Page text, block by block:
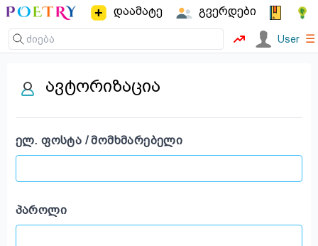
დაამატე გვერდები
User ☰
ავტორიზაცია
ᲔᲚ. ᲤᲝᲡᲢᲐ / ᲛᲝᲛᲮᲛᲐᲠᲔᲑᲔᲚᲘ
ᲞᲐᲠᲝᲚᲘ